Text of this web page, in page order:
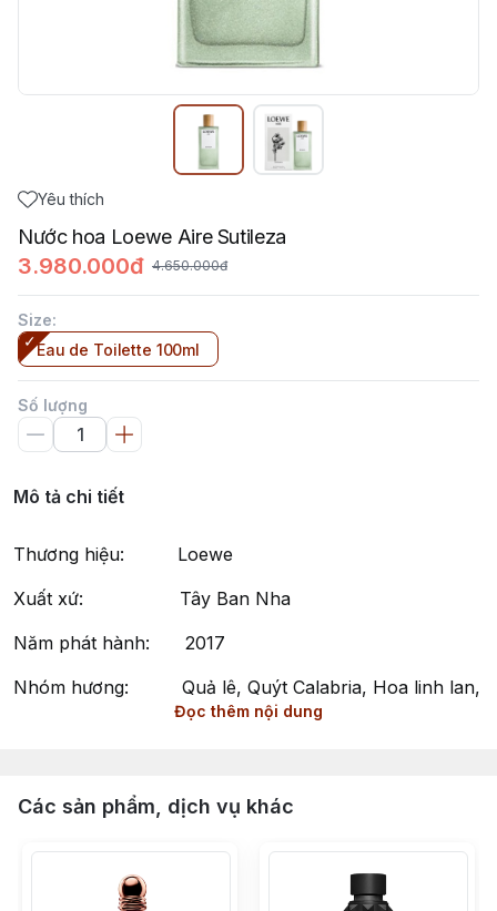
Yêu thích
Nước hoa Loewe Aire Sutileza
3.980.000đ 4.650.000đ
Size:
Eau de Toilette 100ml
Số lượng
Mô tả chi tiết
Thương hiệu: Loewe
Xuất xứ: Tây Ban Nha
Năm phát hành: 2017
Nhóm hương: Quả lê, Quýt Calabria, Hoa linh lan,
Aire Sutileza by Loewe - Hương Thơm Thanh Khiết và
Aire Sutileza của Loewe là một mùi hương thuộc nhóm
Floral Woody Musk (Hương Hoa Cỏ - Gỗ - Xạ Hương)
Đọc thêm nội dung
Các sản phẩm, dịch vụ khác